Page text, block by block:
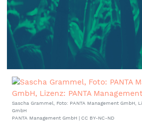
Veranstaltungen,
Events für die
Sascha Grammel, Foto: PANTA Management GmbH,
GmbH
PANTA Management GmbH | CC BY-NC-ND